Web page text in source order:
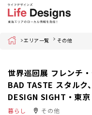
Home エリア一覧 その他
世界巡回展 フレンチ
BAD TASTE スタル
DESIGN SIGHT・東京
暮らし その他